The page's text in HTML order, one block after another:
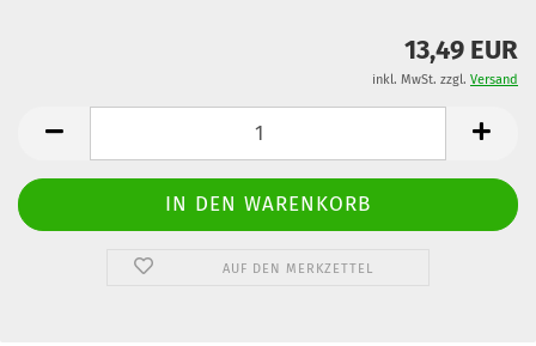
13,49 EUR
inkl. MwSt. zzgl. Versand
AUF DEN MERKZETTEL